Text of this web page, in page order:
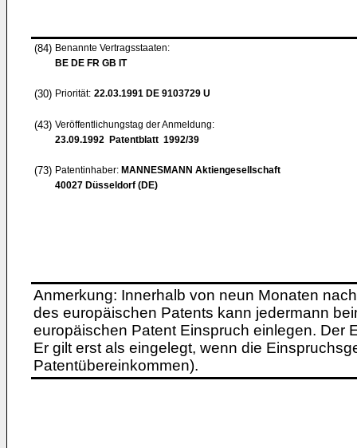
(84) Benannte Vertragsstaaten:
BE DE FR GB IT
(30) Priorität: 22.03.1991 DE 9103729 U
(43) Veröffentlichungstag der Anmeldung:
23.09.1992 Patentblatt 1992/39
(73) Patentinhaber: MANNESMANN Aktiengesellschaft
40027 Düsseldorf (DE)
Anmerkung: Innerhalb von neun Monaten
des europäischen Patents kann jedermann
europäischen Patent Einspruch einlegen. Der
Er gilt erst als eingelegt, wenn die
Patentübereinkommen).